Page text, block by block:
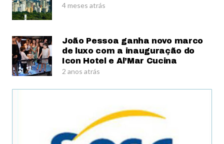
4 meses atrás
João Pessoa ganha novo marco
de luxo com a inauguração do
Icon Hotel e Al’Mar Cucina
2 anos atrás